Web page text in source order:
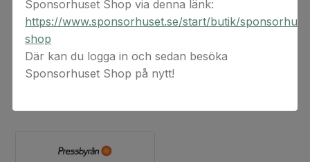
koderna anses förbrukade vid köptillfället.
Sponsorhuset Shop via denna länk:
https://www.sponsorhuset.se/start/butik/
shop
Där kan du logga in och sedan besöka
Sponsorhuset Shop på nytt!